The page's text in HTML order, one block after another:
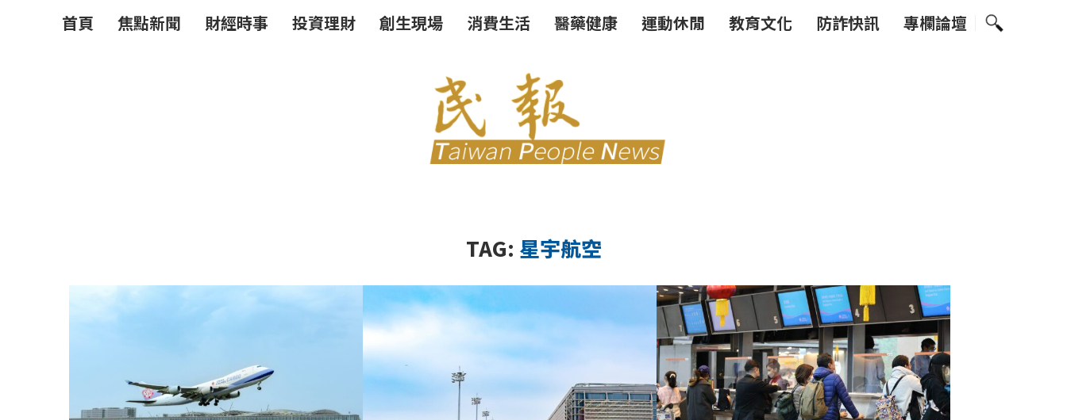
首頁 焦點新聞 財經時事 投資理財 創生現場 消費生活 醫藥健康 運動休閒 教育文化 防詐快訊 專欄論壇
TAG: 星宇航空